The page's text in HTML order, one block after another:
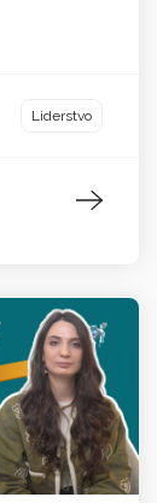
Liderstvo